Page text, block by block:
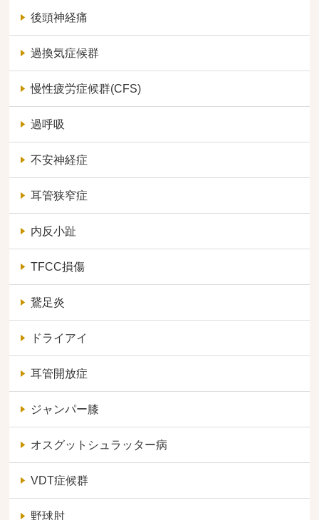
後頭神経痛
過換気症候群
慢性疲労症候群(CFS)
過呼吸
不安神経症
耳管狭窄症
内反小趾
TFCC損傷
鵞足炎
ドライアイ
耳管開放症
ジャンパー膝
オスグットシュラッター病
VDT症候群
野球肘